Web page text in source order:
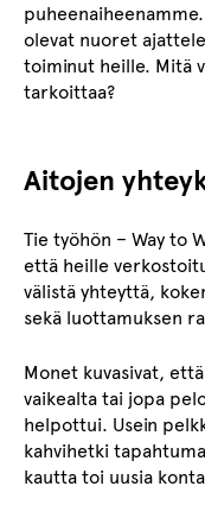
olevat nuoret
toiminut heille. Mitä
tarkoittaa?
Aitojen
Tie työhön – Way to
että heille
välistä yhteyttä,
sekä luottamuksen
Monet kuvasivat,
vaikealta tai jopa
helpottui. Usein
kahvihetki
kautta toi uusia